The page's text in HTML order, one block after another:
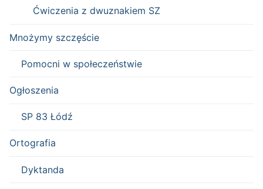
Ćwiczenia z dwuznakiem SZ
Mnożymy szczęście
Pomocni w społeczeństwie
Ogłoszenia
SP 83 Łódź
Ortografia
Dyktanda